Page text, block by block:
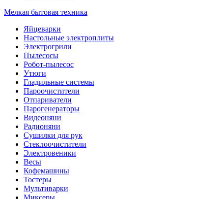
Мелкая бытовая техника
Яйцеварки
Настольные электроплиты
Электрогрили
Пылесосы
Робот-пылесос
Утюги
Гладильные системы
Пароочистители
Отпариватели
Парогенераторы
Видеоняни
Радионяни
Сушилки для рук
Стеклоочистители
Электровеники
Весы
Кофемашины
Тостеры
Мультиварки
Миксеры